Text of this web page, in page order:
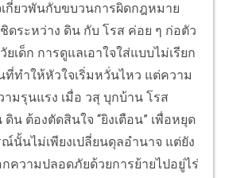
กี่ยวพันกับขบวนการผิดกฎหมาย
ระหว่าง ดิน กับ โรส ค่อย ๆ ก่อตัว
เด็ก การดูแลเอาใจใส่แบบไม่เรียก
ทำให้หัวใจเริ่มหวั่นไหว แต่ความ
มรุนแรง เมื่อ วสุ บุกบ้าน โรส
น ต้องตัดสินใจ “ยิงเตือน” เพื่อหยุด
นั้นไม่เพียงเปลี่ยนดุลอำนาจ แต่ยัง
กความปลอดภัยด้วยการย้ายไปอยู่ไร่